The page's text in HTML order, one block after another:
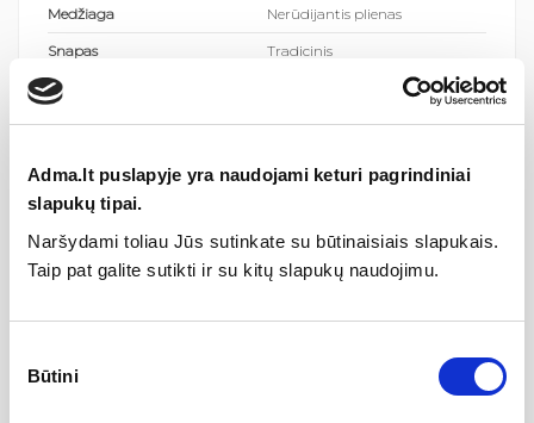
Adma.lt puslapyje yra naudojami keturi pagrindiniai
slapukų tipai.
Naršydami toliau Jūs sutinkate su būtinaisiais slapukais.
Taip pat galite sutikti ir su kitų slapukų naudojimu.
pasirinkimas
Būtini
Medžiaga Nerūdijantis plienas
Snapas Tradicinis
Spalva
Kolekcija KARTELL BY LAUFEN
Kartell by Laufen
kolekcija - tai dizainas